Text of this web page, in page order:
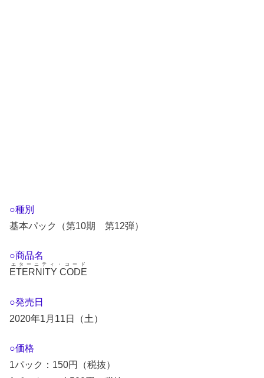
○種別
基本パック（第10期 第12弾）
○商品名
ETERNITY CODE
エターニティ・コード
○発売日
2020年1月11日（土）
○価格
1パック：150円（税抜）